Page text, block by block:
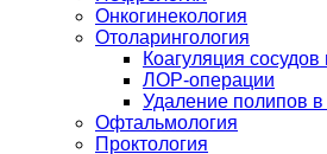
Онкогинекология
Отоларингология
Коагуляция
ЛОР-операции
Удаление полипов в
Офтальмология
Проктология